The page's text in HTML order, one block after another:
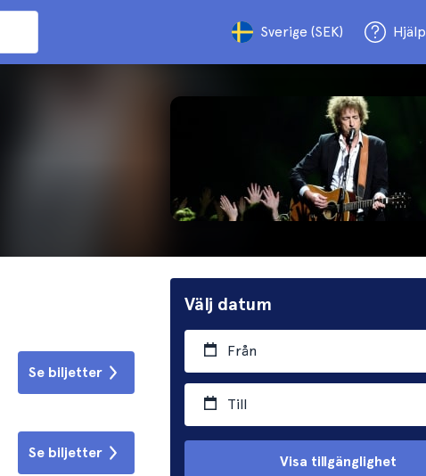
Sverige (SEK) Hjälp
Välj datum
Från
Till
Visa tillgänglighet
Se biljetter
Se biljetter